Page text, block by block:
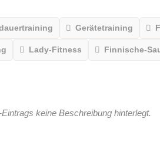
Gerätetraining
Lady-Fitness Finnische-
keine Beschreibung hinterlegt.